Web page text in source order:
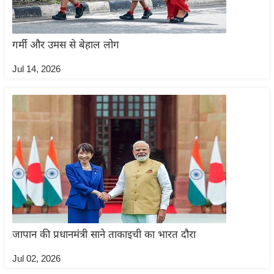
हॉ
ली
वु
ड
स
मी
क्षा
B
r
a
k
n
गर्मी और उमस से बेहाल लोग
Jul 14, 2026
जापान की प्रधानमंत्री साने ताकाइची का भारत दौरा
Jul 02, 2026